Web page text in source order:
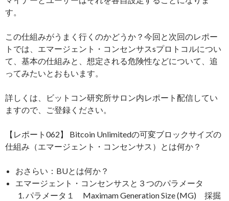
す。
この仕組みがうまく行くのかどうか？今回と次回のレポー
トでは、エマージェント・コンセンサスsプロトコルについ
て、基本の仕組みと、想定される危険性などについて、追
ってみたいとおもいます。
詳しくは、ビットコン研究所サロン内レポート配信してい
ますので、ご登録ください。
【レポート062】 Bitcoin Unlimitedの可変ブロックサイズの
仕組み（エマージェント・コンセンサス）とは何か？
おさらい：BUとは何か？
エマージェント・コンセンサスと３つのパラメータ
パラメータ１ Maximam Generation Size (MG) 採掘